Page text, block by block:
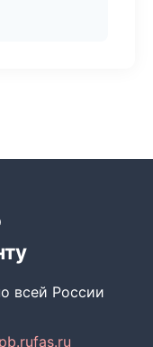
всей России
fas.ru